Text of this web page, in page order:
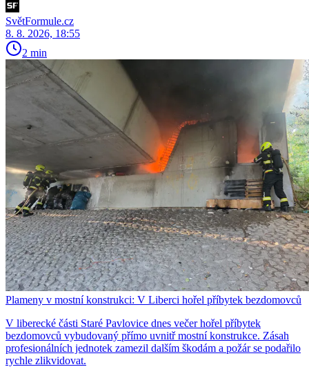
SvětFormule.cz
8. 8. 2026, 18:55
2 min
Plameny v mostní konstrukci: V Liberci hořel příbytek bezdomovců
V liberecké části Staré Pavlovice dnes večer hořel příbytek
bezdomovců vybudovaný přímo uvnitř mostní konstrukce. Zásah
profesionálních jednotek zamezil dalším škodám a požár se podařilo
rychle zlikvidovat.